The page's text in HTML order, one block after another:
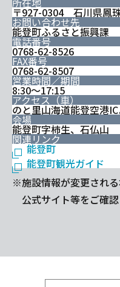
〒927-0304 石川県鳳
お問い合わせ先
能登町ふるさと振興課
電話番号
0768-62-8526
FAX番号
0768-62-8507
営業時間／期間
8:30～17:15
アクセス（車）
のと里山海道能登空港
会場
能登町字柿生、石仏山
関連リンク
能登町
能登町観光ガイド
※施設情報が変更され
公式サイト等をご確認